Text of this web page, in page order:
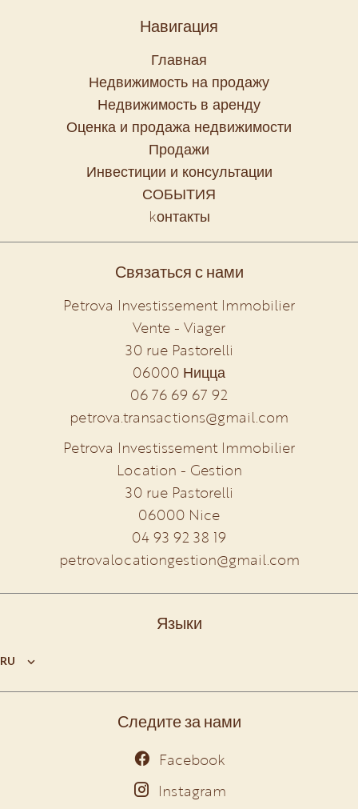
Навигация
Главная
Недвижимость на продажу
Недвижимость в аренду
Оценка и продажа недвижимости
Продажи
Инвестиции и консультации
СОБЫТИЯ
kонтакты
Связаться с нами
Petrova Investissement Immobilier
Vente - Viager
30 rue Pastorelli
06000 Ницца
06 76 69 67 92
petrova.transactions@gmail.com
Petrova Investissement Immobilier
Location - Gestion
30 rue Pastorelli
06000 Nice
04 93 92 38 19
petrovalocationgestion@gmail.com
Языки
RU
Следите за нами
Facebook
Instagram